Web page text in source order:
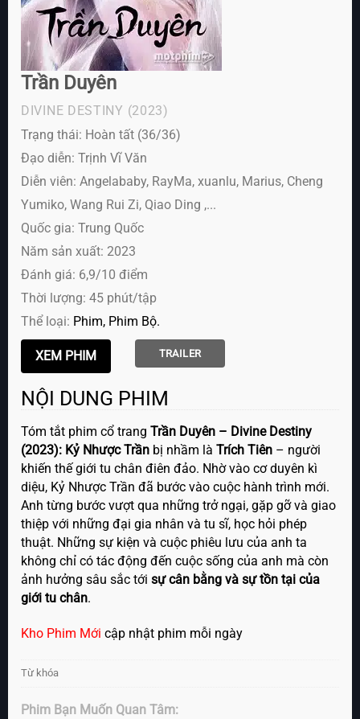
Trần Duyên
DIVINE DESTINY (2023)
Trạng thái: Hoàn tất (36/36)
Đạo diễn: Trịnh Vĩ Văn
Diễn viên: Angelababy, RayMa, xuanlu, Marius, Cheng
Yumiko, Wang Rui Zi, Qiao Ding ,...
Quốc gia: Trung Quốc
Năm sản xuất: 2023
Đánh giá: 6,9/10 điểm
Thời lượng: 45 phút/tập
Thể loại: Phim Phim Bộ
TRAILER
NỘI DUNG PHIM
Tóm tắt phim cổ trangTrần Duyên – Divine Destiny
(2023): Kỷ Nhược Trần bị nhầm là Trích Tiên – người
khiến thế giới tu chân điên đảo. Nhờ vào cơ duyên kì
diệu, Kỷ Nhược Trần đã bước vào cuộc hành trình mới.
Anh từng bước vượt qua những trở ngại, gặp gỡ và giao
thiệp với những đại gia nhân và tu sĩ, học hỏi phép
thuật. Những sự kiện và cuộc phiêu lưu của anh ta
không chỉ có tác động đến cuộc sống của anh mà còn
ảnh hưởng sâu sắc tớisự cân bằng và sự tồn tại của
giới tu chân.
Kho Phim Mới cập nhật phim mỗi ngày
Từ khóa
Phim Bạn Muốn Quan Tâm: